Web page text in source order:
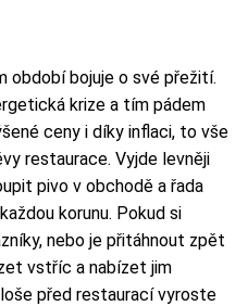
období bojuje o své přežití.
krize a tím pádem
ceny i díky inflaci, to vše
restaurace. Vyjde levněji
pivo v obchodě a řada
korunu. Pokud si
nebo je přitáhnout zpět
vstříc a nabízet jim
před restaurací vyroste